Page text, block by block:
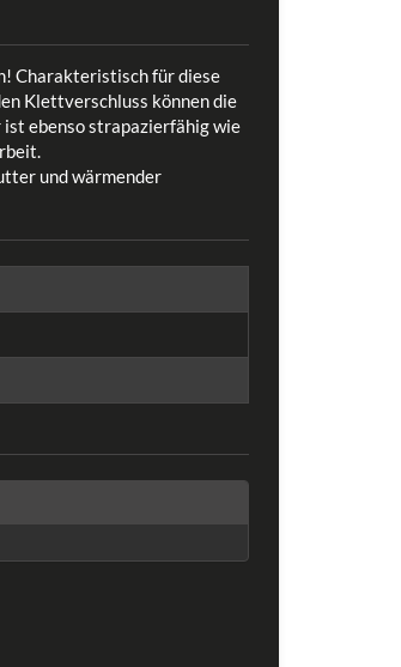
Charakteristisch für diese
Klettverschluss können die
ist ebenso strapazierfähig wie
und wärmender